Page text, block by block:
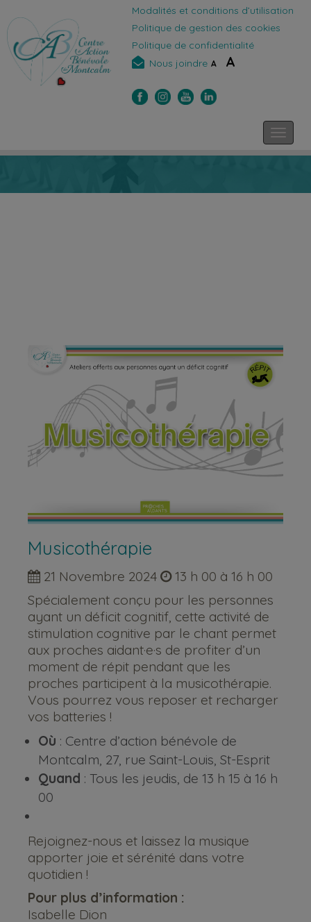
Modalités et conditions d’utilisation
Politique de gestion des cookies
Politique de confidentialité
Nous joindre A A
Musicothérapie
21 Novembre 2024
13 h 00 à 16 h 00
Spécialement conçu pour les personnes
ayant un déficit cognitif, cette activité de
stimulation cognitive par le chant permet
aux proches aidant·e·s de profiter d’un
moment de répit pendant que les
proches participent à la musicothérapie.
Vous pourrez vous reposer et recharger
vos batteries !
Où : Centre d’action bénévole de
Montcalm, 27, rue Saint-Louis, St-Esprit
Quand : Tous les jeudis, de 13 h 15 à 16 h
00
Rejoignez-nous et laissez la musique
apporter joie et sérénité dans votre
quotidien !
Pour plus d’information :
Isabelle Dion